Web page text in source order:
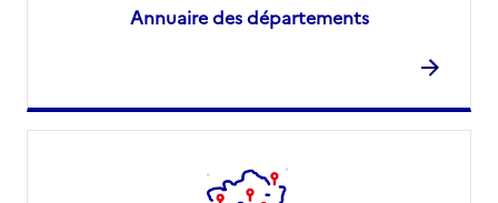
Annuaire des départements